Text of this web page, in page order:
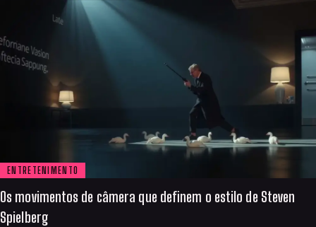
ENTRETENIMENTO
Os movimentos de câmera que definem o estilo de Steven
Spielberg